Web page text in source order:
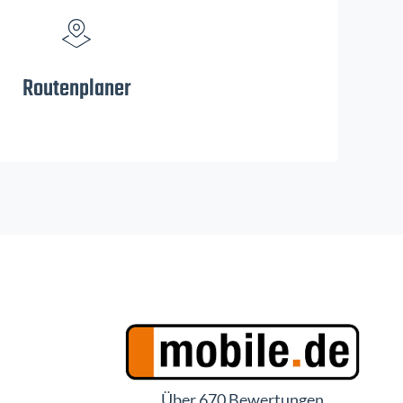
Routenplaner